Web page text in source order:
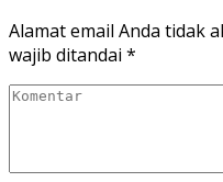
Alamat email Anda tidak
wajib ditandai *